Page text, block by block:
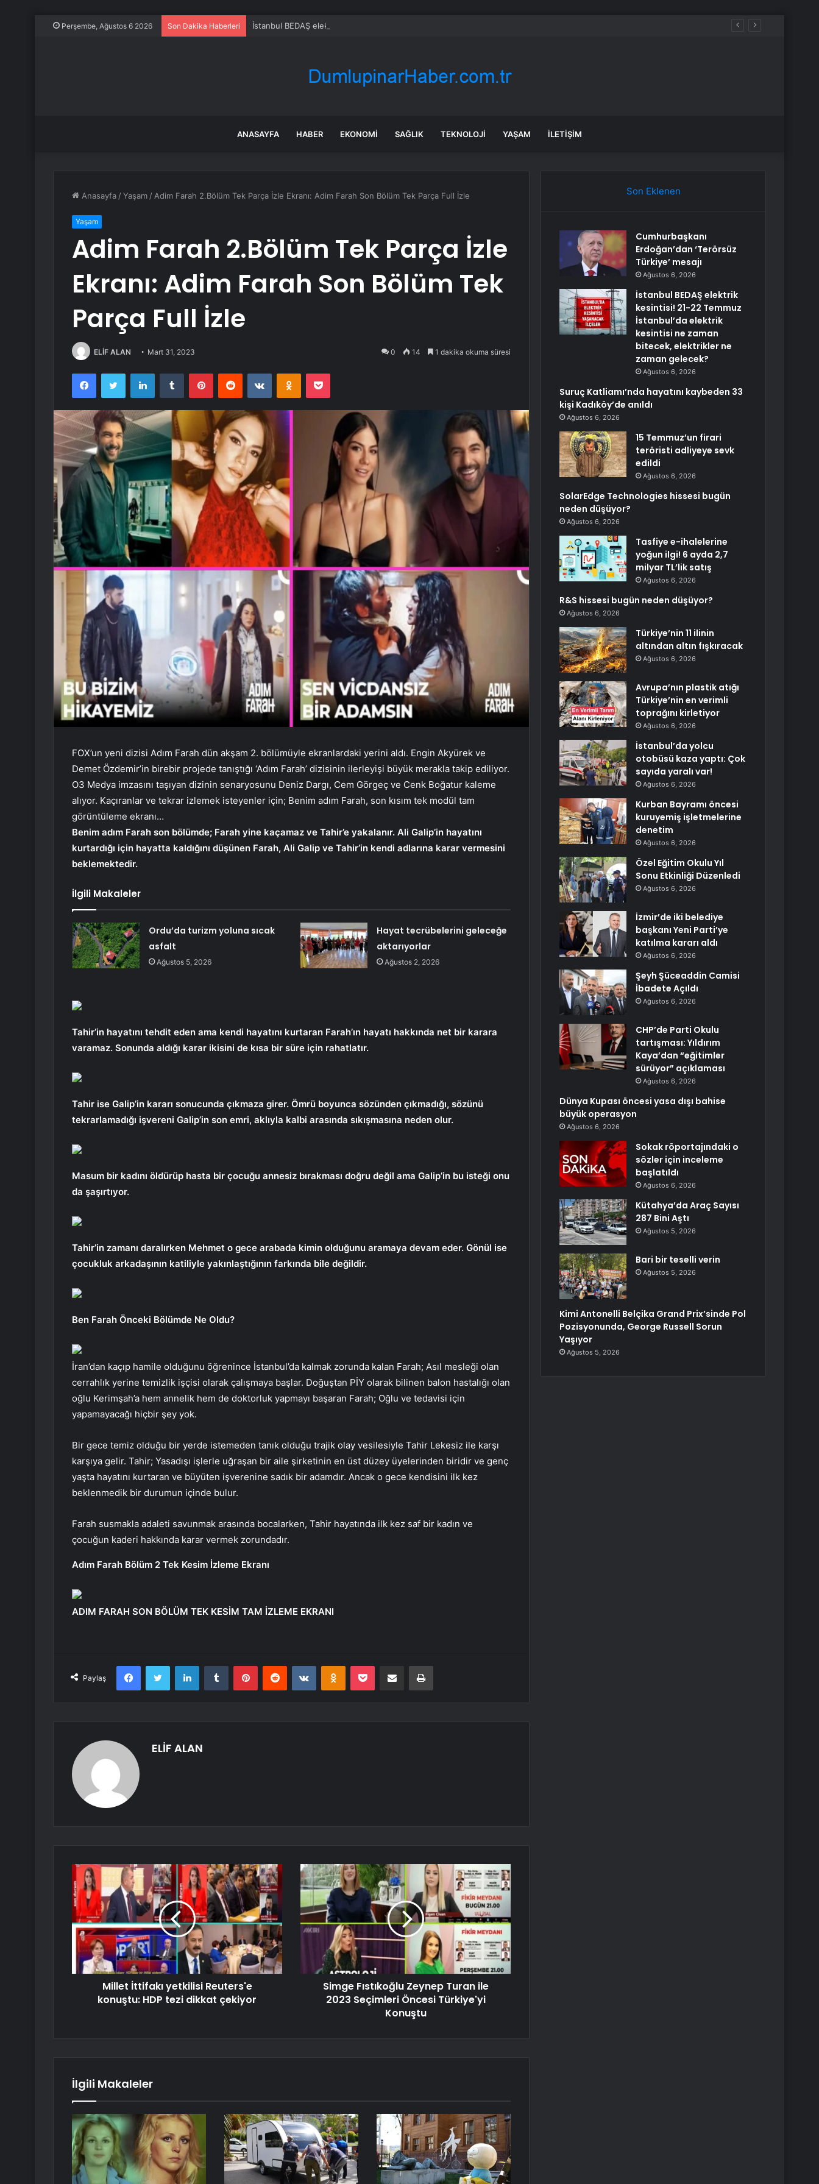
Perşembe, Ağustos 6 2026 Son Dakika Haberleri
ANASAYFA HABER EKONOMI SAĞLIK TEKNOLOJI YAŞAM İLETIŞIM
Anasayfa /Yaşam / Adim Farah 2.Bölüm Tek Parça İzle Ekranı: Adim Farah Son Bölüm Tek Parça Full İzle
Yaşam
Adim Farah 2.Bölüm Tek Parça İzle
Ekranı: Adim Farah Son Bölüm Tek
Parça Full İzle
ELİF ALAN Mart 31, 2023 0 14 1 dakika okuma süresi
FacebookTwitter LinkedInTumblr PinterestReddit VKontakteOdnoklassniki
Pocket
FOX’un yeni dizisi Adım Farah dün akşam 2. bölümüyle ekranlardaki yerini aldı. Engin Akyürek ve
Demet Özdemir’in birebir projede tanıştığı ‘Adım Farah’ dizisinin ilerleyişi büyük merakla takip ediliyor.
O3 Medya imzasını taşıyan dizinin senaryosunu Deniz Dargı, Cem Görgeç ve Cenk Boğatur kaleme
alıyor. Kaçıranlar ve tekrar izlemek isteyenler için; Benim adım Farah, son kısım tek modül tam
görüntüleme ekranı…
Benim adım Farah son bölümde; Farah yine kaçamaz ve Tahir’e yakalanır. Ali Galip’in hayatını
kurtardığı için hayatta kaldığını düşünen Farah, Ali Galip ve Tahir’in kendi adlarına karar vermesini
beklemektedir.
İlgili Makaleler
Ordu’da turizm yoluna sıcak
asfalt
Ağustos 5, 2026
Hayat tecrübelerini geleceğe
aktarıyorlar
Ağustos 2, 2026
Tahir’in hayatını tehdit eden ama kendi hayatını kurtaran Farah’ın hayatı hakkında net bir karara
varamaz. Sonunda aldığı karar ikisini de kısa bir süre için rahatlatır.
Tahir ise Galip’in kararı sonucunda çıkmaza girer. Ömrü boyunca sözünden çıkmadığı, sözünü
tekrarlamadığı işvereni Galip’in son emri, aklıyla kalbi arasında sıkışmasına neden olur.
Masum bir kadını öldürüp hasta bir çocuğu annesiz bırakması doğru değil ama Galip’in bu isteği onu
da şaşırtıyor.
Tahir’in zamanı daralırken Mehmet o gece arabada kimin olduğunu aramaya devam eder. Gönül ise
çocukluk arkadaşının katiliyle yakınlaştığının farkında bile değildir.
Ben Farah Önceki Bölümde Ne Oldu?
İran’dan kaçıp hamile olduğunu öğrenince İstanbul’da kalmak zorunda kalan Farah; Asıl mesleği olan
cerrahlık yerine temizlik işçisi olarak çalışmaya başlar. Doğuştan PİY olarak bilinen balon hastalığı olan
oğlu Kerimşah’a hem annelik hem de doktorluk yapmayı başaran Farah; Oğlu ve tedavisi için
yapamayacağı hiçbir şey yok.
Bir gece temiz olduğu bir yerde istemeden tanık olduğu trajik olay vesilesiyle Tahir Lekesiz ile karşı
karşıya gelir. Tahir; Yasadışı işlerle uğraşan bir aile şirketinin en üst düzey üyelerinden biridir ve genç
yaşta hayatını kurtaran ve büyüten işverenine sadık bir adamdır. Ancak o gece kendisini ilk kez
beklenmedik bir durumun içinde bulur.
Farah susmakla adaleti savunmak arasında bocalarken, Tahir hayatında ilk kez saf bir kadın ve
çocuğun kaderi hakkında karar vermek zorundadır.
Adım Farah Bölüm 2 Tek Kesim İzleme Ekranı
ADIM FARAH SON BÖLÜM TEK KESİM TAM İZLEME EKRANI
Paylaş
FacebookTwitter LinkedInTumblr PinterestReddit VKontakteOdnoklassniki
Pocket E-Posta ile paylaş Yazdır
ELİF ALAN
Millet İttifakı yetkilisi Reuters'e
konuştu: HDP tezi dikkat çekiyor
Simge Fıstıkoğlu Zeynep Turan ile
2023 Seçimleri Öncesi Türkiye'yi
Konuştu
İlgili Makaleler
Son Eklenen
Cumhurbaşkanı
Erdoğan’dan ‘Terörsüz
Türkiye’ mesajı
Ağustos 6, 2026
İstanbul BEDAŞ elektrik
kesintisi! 21-22 Temmuz
İstanbul’da elektrik
kesintisi ne zaman
bitecek, elektrikler ne
zaman gelecek?
Ağustos 6, 2026
Suruç Katliamı’nda hayatını kaybeden 33
kişi Kadıköy’de anıldı
Ağustos 6, 2026
15 Temmuz’un firari
teröristi adliyeye sevk
edildi
Ağustos 6, 2026
SolarEdge Technologies hissesi bugün
neden düşüyor?
Ağustos 6, 2026
Tasfiye e-ihalelerine
yoğun ilgi! 6 ayda 2,7
milyar TL’lik satış
Ağustos 6, 2026
R&S hissesi bugün neden düşüyor?
Ağustos 6, 2026
Türkiye’nin 11 ilinin
altından altın fışkıracak
Ağustos 6, 2026
Avrupa’nın plastik atığı
Türkiye’nin en verimli
toprağını kirletiyor
Ağustos 6, 2026
İstanbul’da yolcu
otobüsü kaza yaptı: Çok
sayıda yaralı var!
Ağustos 6, 2026
Kurban Bayramı öncesi
kuruyemiş işletmelerine
denetim
Ağustos 6, 2026
Özel Eğitim Okulu Yıl
Sonu Etkinliği Düzenledi
Ağustos 6, 2026
İzmir’de iki belediye
başkanı Yeni Parti’ye
katılma kararı aldı
Ağustos 6, 2026
Şeyh Şüceaddin Camisi
İbadete Açıldı
Ağustos 6, 2026
CHP’de Parti Okulu
tartışması: Yıldırım
Kaya’dan “eğitimler
sürüyor” açıklaması
Ağustos 6, 2026
Dünya Kupası öncesi yasa dışı bahise
büyük operasyon
Ağustos 6, 2026
Sokak röportajındaki o
sözler için inceleme
başlatıldı
Ağustos 6, 2026
Kütahya’da Araç Sayısı
287 Bini Aştı
Ağustos 5, 2026
Bari bir teselli verin
Ağustos 5, 2026
Kimi Antonelli Belçika Grand Prix’sinde Pol
Pozisyonunda, George Russell Sorun
Yaşıyor
Ağustos 5, 2026